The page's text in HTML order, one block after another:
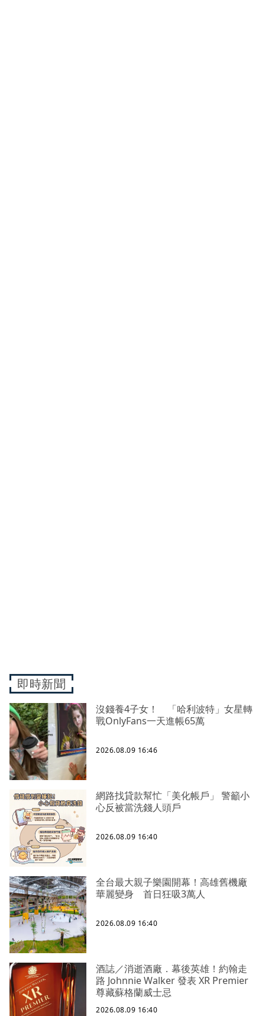
即時新聞
沒錢養4子女！ 「哈利波特」女星轉
戰OnlyFans一天進帳65萬
2026.08.09 16:46
網路找貸款幫忙「美化帳戶」 警籲小
心反被當洗錢人頭戶
2026.08.09 16:40
全台最大親子樂園開幕！高雄舊機廠
華麗變身 首日狂吸3萬人
2026.08.09 16:40
酒誌／消逝酒廠．幕後英雄！約翰走
路 Johnnie Walker 發表 XR Premier
尊藏蘇格蘭威士忌
2026.08.09 16:40